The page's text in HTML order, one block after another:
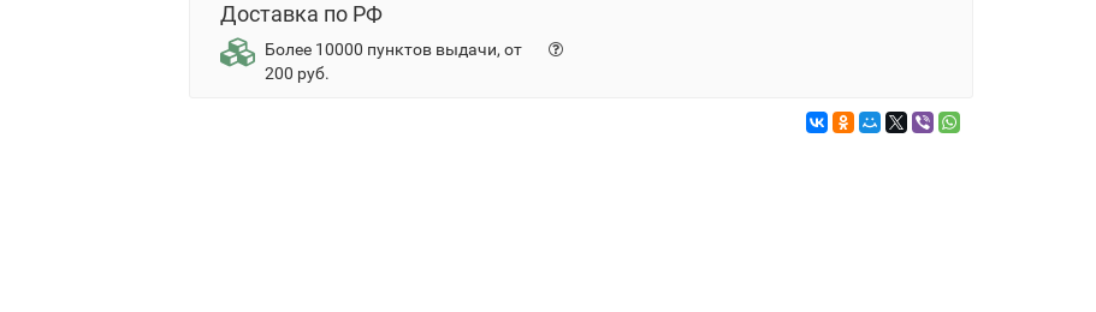
Доставка по РФ
Более 10000 пунктов выдачи, от
200 руб.